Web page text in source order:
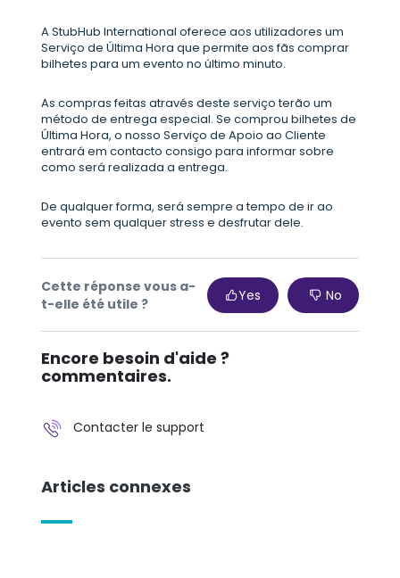
A StubHub International oferece aos utilizadores um
Serviço de Última Hora que permite aos fãs comprar
bilhetes para um evento no último minuto.
As compras feitas através deste serviço terão um
método de entrega especial. Se comprou bilhetes de
Última Hora, o nosso Serviço de Apoio ao Cliente
entrará em contacto consigo para informar sobre
como será realizada a entrega.
De qualquer forma, será sempre a tempo de ir ao
evento sem qualquer stress e desfrutar dele.
Cette réponse vous a-
t-elle été utile ?
Yes No
Encore besoin d'aide ?
commentaires.
Contacter le support
Articles connexes